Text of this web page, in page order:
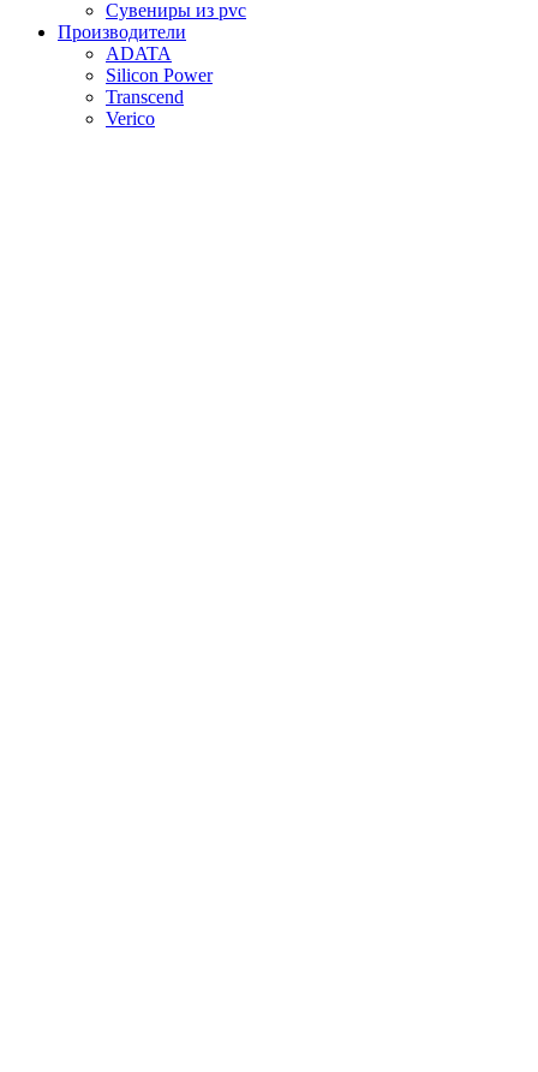
Сувениры из pvc
Производители
ADATA
Silicon Power
Transcend
Verico